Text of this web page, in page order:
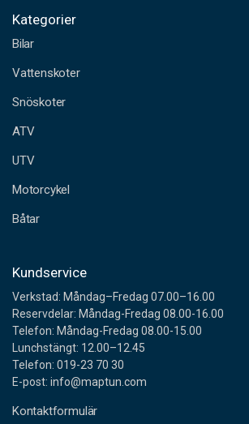
o
t
a
r
s
s
Kategorier
Bilar
Vattenskoter
Snöskoter
ATV
UTV
Motorcykel
Båtar
Kundservice
Verkstad: Måndag–Fredag 07.00–16.00
Reservdelar: Måndag-Fredag 08.00-16.00
Telefon: Måndag-Fredag 08.00-15.00
Lunchstängt: 12.00–12.45
Telefon: 019-23 70 30
E-post: info@maptun.com
Kontaktformulär